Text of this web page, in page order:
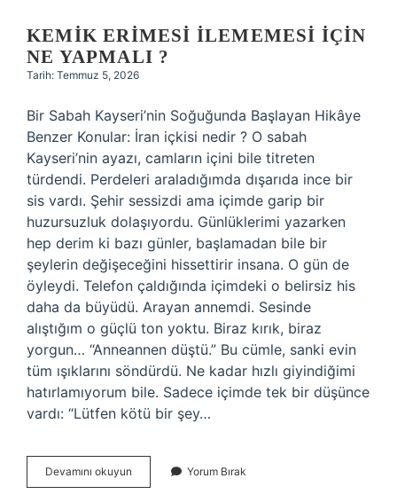
KEMIK ERIMESI İLEMEMESI İÇIN
NE YAPMALI ?
Tarih: Temmuz 5, 2026
Bir Sabah Kayseri’nin Soğuğunda Başlayan Hikâye
Benzer Konular: İran içkisi nedir ? O sabah
Kayseri’nin ayazı, camların içini bile titreten
türdendi. Perdeleri araladığımda dışarıda ince bir
sis vardı. Şehir sessizdi ama içimde garip bir
huzursuzluk dolaşıyordu. Günlüklerimi yazarken
hep derim ki bazı günler, başlamadan bile bir
şeylerin değişeceğini hissettirir insana. O gün de
öyleydi. Telefon çaldığında içimdeki o belirsiz his
daha da büyüdü. Arayan annemdi. Sesinde
alıştığım o güçlü ton yoktu. Biraz kırık, biraz
yorgun… “Anneannen düştü.” Bu cümle, sanki evin
tüm ışıklarını söndürdü. Ne kadar hızlı giyindiğimi
hatırlamıyorum bile. Sadece içimde tek bir düşünce
vardı: “Lütfen kötü bir şey…
Devamını okuyun
erimesi
Yorum Bırak